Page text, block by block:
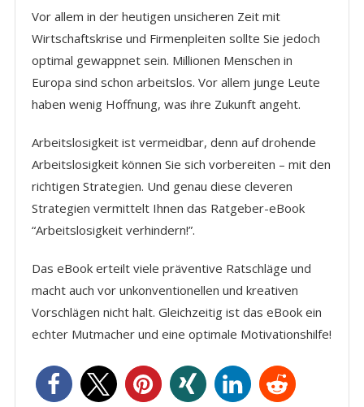
Vor allem in der heutigen unsicheren Zeit mit
Wirtschaftskrise und Firmenpleiten sollte Sie jedoch
optimal gewappnet sein. Millionen Menschen in
Europa sind schon arbeitslos. Vor allem junge Leute
haben wenig Hoffnung, was ihre Zukunft angeht.
Arbeitslosigkeit ist vermeidbar, denn auf drohende
Arbeitslosigkeit können Sie sich vorbereiten – mit den
richtigen Strategien. Und genau diese cleveren
Strategien vermittelt Ihnen das Ratgeber-eBook
“Arbeitslosigkeit verhindern!”.
Das eBook erteilt viele präventive Ratschläge und
macht auch vor unkonventionellen und kreativen
Vorschlägen nicht halt. Gleichzeitig ist das eBook ein
echter Mutmacher und eine optimale Motivationshilfe!